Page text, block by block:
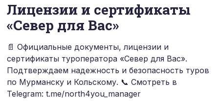
Лицензии и сертификаты
«Север для Вас»
📄 Официальные документы, лицензии и
сертификаты туроператора «Север для Вас».
Подтверждаем надежность и безопасность туров
по Мурманску и Кольскому. 📞 Смотреть в
Telegram: t.me/north4you_manager